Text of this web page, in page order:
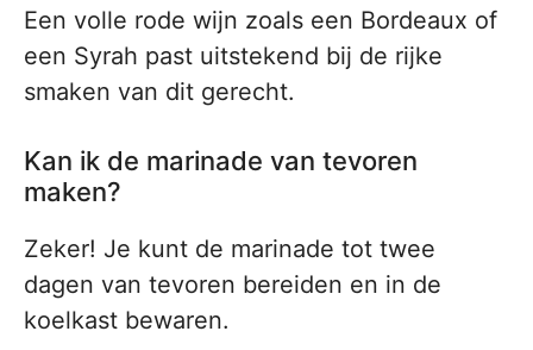
Een volle rode wijn zoals een Bordeaux of
een Syrah past uitstekend bij de rijke
smaken van dit gerecht.
Kan ik de marinade van tevoren
maken?
Zeker! Je kunt de marinade tot twee
dagen van tevoren bereiden en in de
koelkast bewaren.